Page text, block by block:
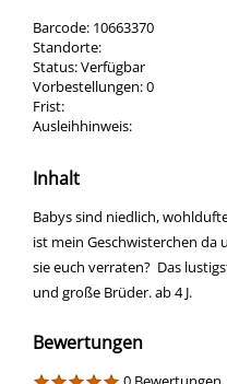
Barcode: 10663370
Standorte:
Status:Verfügbar
Vorbestellungen:0
Frist:
Ausleihhinweis:
Inhalt
Babys sind niedlich,
ist mein Geschwisterchen da
sie euch verraten? Das
und große Brüder. ab 4 J.
Bewertungen